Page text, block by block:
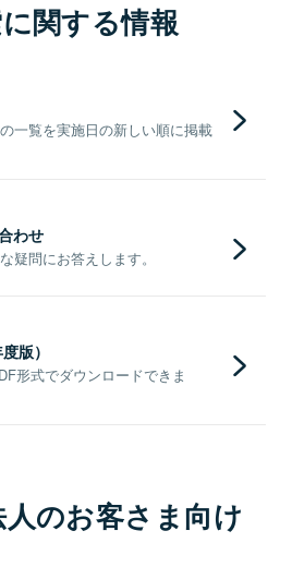
関する情報
一覧を実施日の新しい順に掲載
わせ
疑問にお答えします。
版）
形式でダウンロードできま
のお客さま向け